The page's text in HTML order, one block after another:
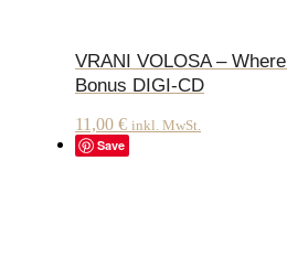
VRANI VOLOSA –
Bonus DIGI-CD
11,00 € inkl. MwSt.
Save